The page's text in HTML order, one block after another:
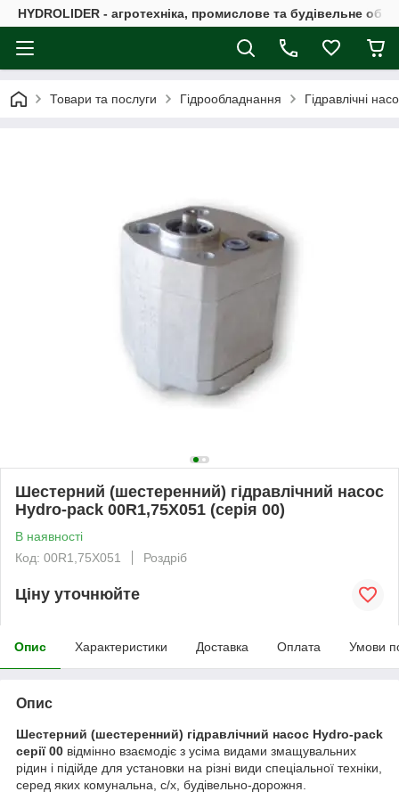
HYDROLIDER - агротехніка, промислове та будівельне
Товари та послуги Гідрообладнання Гідравлічні
Шестерний (шестеренний) гідравлічний насос
Hydro-pack 00R1,75X051 (серія 00)
В наявності
Код: 00R1,75X051
Роздріб
Ціну уточнюйте
Опис Характеристики Доставка Оплата Умови
Опис
Шестерний (шестеренний) гідравлічний насос Hydro-pack
серії 00 відмінно взаємодіє з усіма видами змащувальних
рідин і підійде для установки на різні види спеціальної техніки,
серед яких комунальна, с/х, будівельно-дорожня.